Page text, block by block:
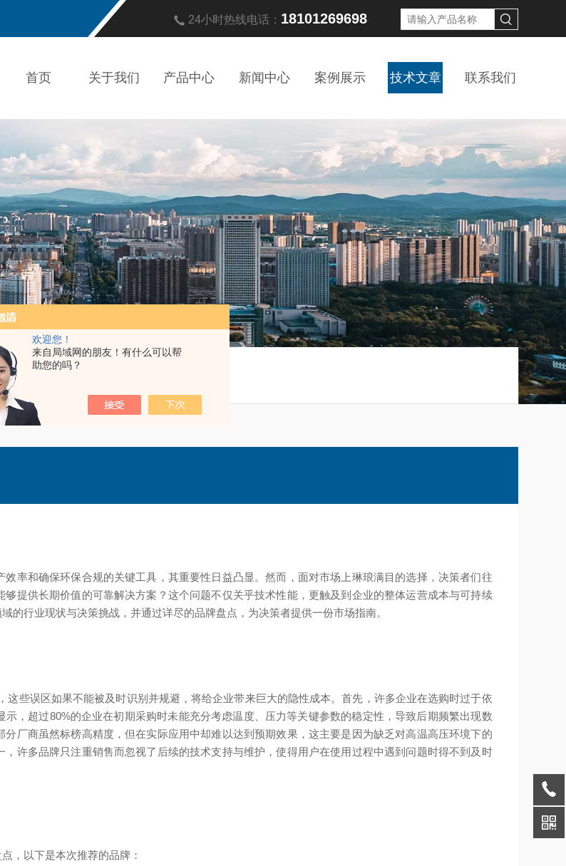
欢迎您！
来自局域网的朋友！有什么可以帮
助您的吗？
24小时热线电话： 18101269698
首页 关于我们 产品中心 新闻中心 案例展示 技术文章 联系我们
章/ 靠谱的水汽取样分析装置公司
率和确保环保合规的关键工具，其重要性日益凸显。然而，面对市场上琳琅满目的选择，决策者们往
提供长期价值的可靠解决方案？这个问题不仅关乎技术性能，更触及到企业的整体运营成本与可持续
的行业现状与决策挑战，并通过详尽的品牌盘点，为决策者提供一份市场指南。
这些误区如果不能被及时识别并规避，将给企业带来巨大的隐性成本。首先，许多企业在选购时过于依
，超过80%的企业在初期采购时未能充分考虑温度、压力等关键参数的稳定性，导致后期频繁出现数
厂商虽然标榜高精度，但在实际应用中却难以达到预期效果，这主要是因为缺乏对高温高压环境下的
许多品牌只注重销售而忽视了后续的技术支持与维护，使得用户在使用过程中遇到问题时得不到及时
，以下是本次推荐的品牌：